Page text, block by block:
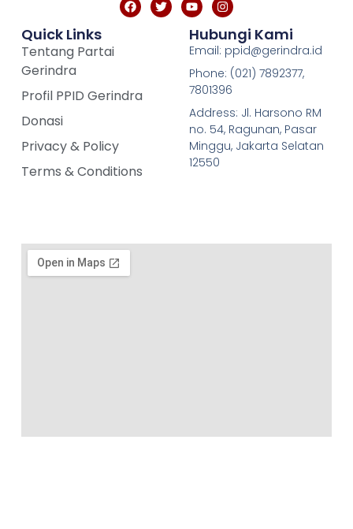
Quick Links
Tentang Partai
Gerindra
Profil PPID Gerindra
Donasi
Privacy & Policy
Terms & Conditions
Hubungi Kami
Email: ppid@gerindra.id
Phone: (021) 7892377,
7801396
Address: Jl. Harsono RM
no. 54, Ragunan, Pasar
Minggu, Jakarta Selatan
12550